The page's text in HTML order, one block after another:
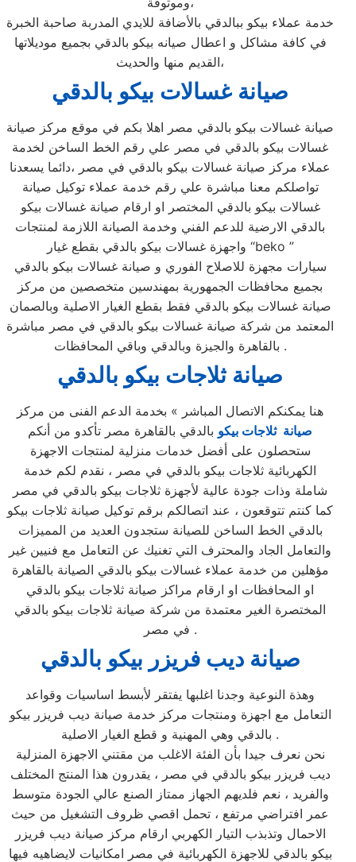
خدمة عملاء بيكو ببالدقي بالأضافة للايدي المدربة صاحبة الخبرة
في كافة مشاكل و اعطال صيانه بيكو بالدقي بجميع موديلاتها
القديم منها والحديث،
صيانة غسالات بيكو بالدقي
صيانة غسالات بيكو بالدقي مصر اهلا بكم في موقع مركز صيانة
غسالات بيكو بالدقي في مصر علي رقم الخط الساخن لخدمة
عملاء مركز صيانة غسالات بيكو بالدقي في مصر ،دائما يسعدنا
تواصلكم معنا مباشرة علي رقم خدمة عملاء توكيل صيانة
غسالات بيكو بالدقي المختصر او ارقام صيانة غسالات بيكو
بالدقي الارضية للدعم الفني وخدمة الصيانة اللازمة لمنتجات
واجهزة غسالات بيكو بالدقي بقطع غيار “beko ”
سيارات مجهزة للاصلاح الفوري و صيانة غسالات بيكو بالدقي
بجميع محافظات الجمهورية بمهندسين متخصصين من مركز
صيانة غسالات بيكو بالدقي فقط بقطع الغيار الاصلية وبالصمان
المعتمد من شركة صيانة غسالات بيكو بالدقي في مصر مباشرة
بالقاهرة والجيزة وبالدقي وباقي المحافظات .
صيانة ثلاجات بيكو بالدقي
هنا يمكنكم الاتصال المباشر » بخدمة الدعم الفنى من مركز
صيانة ثلاجات بيكو بالدقي بالقاهرة مصر تأكدو من أنكم
ستحصلون على أفضل خدمات منزلية لمنتجات الاجهزة
الكهربائية ثلاجات بيكو بالدقي في مصر ، نقدم لكم خدمة
شاملة وذات جودة عالية لأجهزة ثلاجات بيكو بالدقي في مصر
كما كنتم تتوقعون ، عند اتصالكم برقم توكيل صيانة ثلاجات بيكو
بالدقي الخط الساخن للصيانة ستجدون العديد من المميزات
والتعامل الجاد والمحترف التي تغنيك عن التعامل مع فنيين غير
مؤهلين من خدمة عملاء غسالات بيكو بالدقي الصيانة بالقاهرة
او المحافظات او ارقام مراكز صيانة ثلاجات بيكو بالدقي
المختصرة الغير معتمدة من شركة صيانة ثلاجات بيكو بالدقي
في مصر .
صيانة ديب فريزر بيكو بالدقي
وهذة النوعية وجدنا اغلبها يفتقر لأبسط اساسيات وقواعد
التعامل مع اجهزة ومنتجات مركز خدمة صيانة ديب فريزر بيكو
بالدقي وهي المهنية و قطع الغيار الاصلية .
نحن نعرف جيدا بأن الفئة الاغلب من مقتني الاجهزة المنزلية
ديب فريزر بيكو بالدقي في مصر ، يقدرون هذا المنتج المختلف
والفريد ، نعم فلديهم الجهاز ممتاز الصنع عالي الجودة متوسط
عمر افتراضي مرتفع ، تحمل اقصي ظروف التشغيل من حيث
الاحمال وتذبذب التيار الكهربي ارقام مركز صيانة ديب فريزر
بيكو بالدقي للاجهزة الكهربائية في مصر امكانيات لايضاهيه فيها